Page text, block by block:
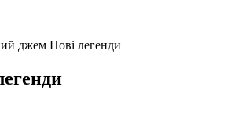
джем Нові легенди